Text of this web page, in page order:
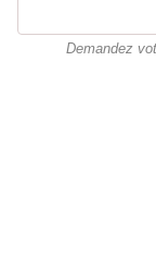
Demandez